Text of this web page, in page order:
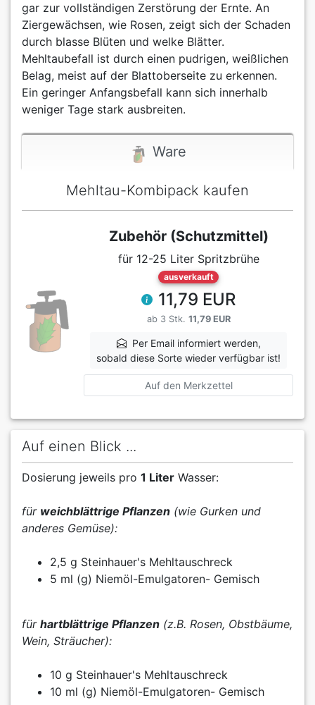
gar zur vollständigen Zerstörung der Ernte. An
Ziergewächsen, wie Rosen, zeigt sich der Schaden
durch blasse Blüten und welke Blätter.
Mehltaubefall ist durch einen pudrigen, weißlichen
Belag, meist auf der Blattoberseite zu erkennen.
Ein geringer Anfangsbefall kann sich innerhalb
weniger Tage stark ausbreiten.
Ware
Mehltau-Kombipack kaufen
Zubehör (Schutzmittel)
für 12-25 Liter Spritzbrühe
ausverkauft
11,79 EUR
ab 3 Stk. 11,79 EUR
Per Email informiert werden,
sobald diese Sorte wieder verfügbar ist!
Auf den Merkzettel
Auf einen Blick ...
Dosierung jeweils pro 1 Liter Wasser:
für weichblättrige Pflanzen (wie Gurken und
anderes Gemüse):
2,5 g Steinhauer's Mehltauschreck
5 ml (g) Niemöl-Emulgatoren- Gemisch
für hartblättrige Pflanzen (z.B. Rosen, Obstbäume,
Wein, Sträucher):
10 g Steinhauer's Mehltauschreck
10 ml (g) Niemöl-Emulgatoren- Gemisch